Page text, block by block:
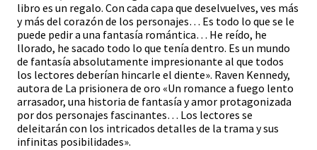
libro es un regalo. Con cada capa que deselvuelves, ves más
y más del corazón de los personajes… Es todo lo que se le
puede pedir a una fantasía romántica… He reído, he
llorado, he sacado todo lo que tenía dentro. Es un mundo
de fantasía absolutamente impresionante al que todos
los lectores deberían hincarle el diente». Raven Kennedy,
autora de La prisionera de oro «Un romance a fuego lento
arrasador, una historia de fantasía y amor protagonizada
por dos personajes fascinantes… Los lectores se
deleitarán con los intricados detalles de la trama y sus
infinitas posibilidades».